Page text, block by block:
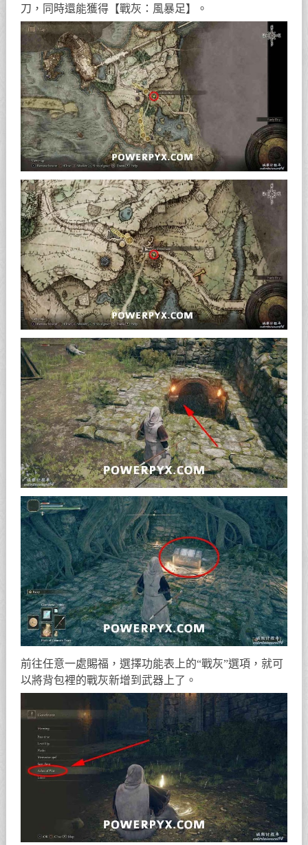
刀，同時還能獲得【戰灰：風暴足】。
前往任意一處賜福，選擇功能表上的“戰灰”選項，就可
以將背包裡的戰灰新增到武器上了。